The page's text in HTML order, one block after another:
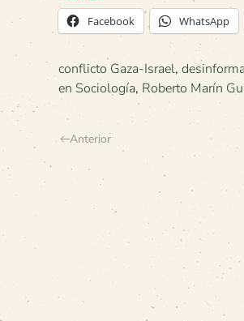
Facebook WhatsApp
conflicto Gaza-Israel,
en Sociología, Roberto Marín
Anterior